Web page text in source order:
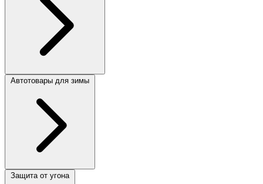
Автотовары для зимы
Защита от угона